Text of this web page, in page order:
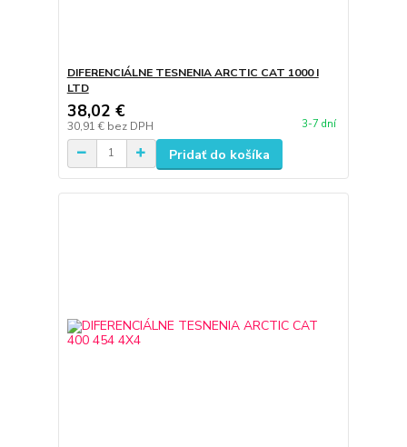
DIFERENCIÁLNE TESNENIA ARCTIC CAT 1000 I
LTD
38,02 €
30,91 € bez DPH 3-7 dní
Pridať do košíka